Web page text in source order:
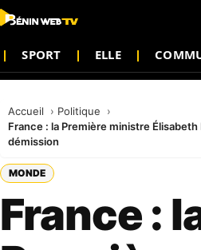
SPORT ELLE
Accueil
Politique
France : la Première ministre
démission
MONDE
France :